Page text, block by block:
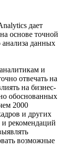
дает
основе точной
данных
и
отвечать на
на бизнес-
обоснованных
2000
и других
рекомендаций
возможные